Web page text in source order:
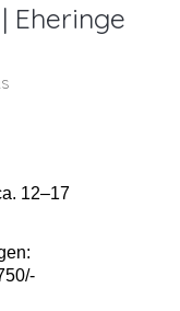
Eheringe
12–17